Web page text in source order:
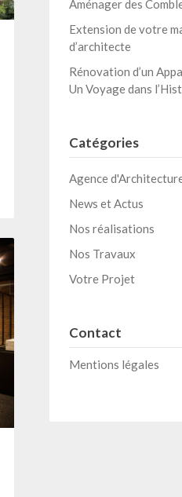
Aménager des
Extension de votre
d’architecte
Rénovation d’un
Un Voyage dans
Catégories
Agence
News et Actus
Nos réalisations
Nos Travaux
Votre Projet
Contact
Mentions légales